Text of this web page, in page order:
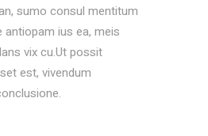
sumo consul mentitum
antiopam ius ea, meis
vix cu.Ut possit
est, vivendum